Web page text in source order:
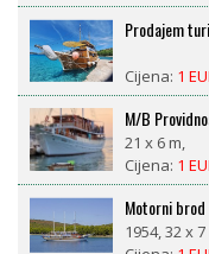
Prodajem
Cijena: 1
M/B
21 x 6 m,
Cijena: 1
Motorni brod
1954, 32 x